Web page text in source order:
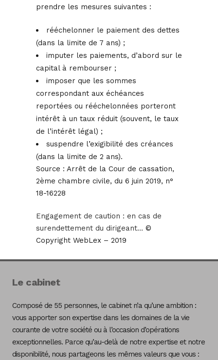
prendre les mesures suivantes :
rééchelonner le paiement des dettes
(dans la limite de 7 ans) ;
imputer les paiements, d’abord sur le
capital à rembourser ;
imposer que les sommes
correspondant aux échéances
reportées ou rééchelonnées porteront
intérêt à un taux réduit (souvent, le taux
de l’intérêt légal) ;
suspendre l’exigibilité des créances
(dans la limite de 2 ans).
Source : Arrêt de la Cour de cassation,
2ème chambre civile, du 6 juin 2019, n°
18-16228
Engagement de caution : en cas de
surendettement du dirigeant… ©
Copyright WebLex – 2019
Le cabinet
Composé de 55 personnes, le cabinet n’a qu’une ambition :
vous apporter son expertise dans les domaines de la vie
courante de votre société ou à l’occasion d’opérations
exceptionnelles. Parce qu’au-delà de notre expertise et notre
disponibilité, nous partageons les mêmes valeurs que vous :